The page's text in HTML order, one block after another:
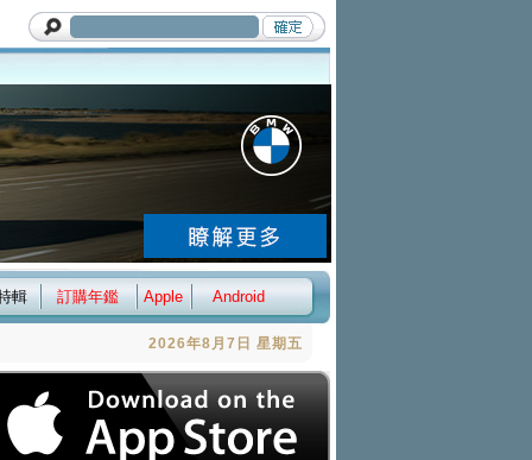
輯 訂購年鑑 Apple Android
2026年8月7日 星期五